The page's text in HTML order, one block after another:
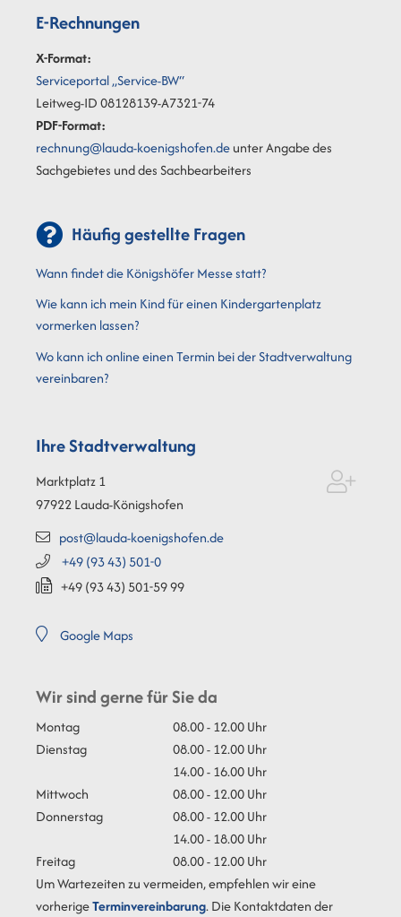
E-Rechnungen
X-Format:
Serviceportal „Service-BW“
Leitweg-ID 08128139-A7321-74
PDF-Format:
rechnung@lauda-koenigshofen.deunter Angabe des
Sachgebietes und des Sachbearbeiters
Häufig gestellte Fragen
Wann findet die Königshöfer Messe statt?
Wie kann ich mein Kind für einen Kindergartenplatz
vormerken lassen?
Wo kann ich online einen Termin bei der Stadtverwaltung
vereinbaren?
Ihre Stadtverwaltung
Marktplatz 1
97922Lauda-Königshofen
post@lauda-koenigshofen.de
+49 (9343) 501-0
+49 (9343) 501-5999
Google Maps
Wir sind gerne für Sie da
Montag
08.00 - 12.00 Uhr
Dienstag
08.00 - 12.00 Uhr
14.00 - 16.00 Uhr
Mittwoch
08.00 - 12.00 Uhr
Donnerstag
08.00 - 12.00 Uhr
14.00 - 18.00 Uhr
Freitag
08.00 - 12.00 Uhr
Um Wartezeiten zu vermeiden, empfehlen wir eine
vorherigeTerminvereinbarung. Die Kontaktdaten der